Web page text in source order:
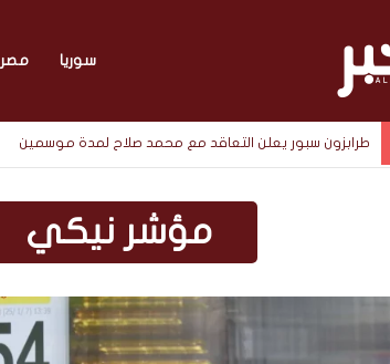
سوريا مصر
طرابزون سبور يعلن التعاقد مع محمد صلاح لمدة موسمين
مؤشر نيكي